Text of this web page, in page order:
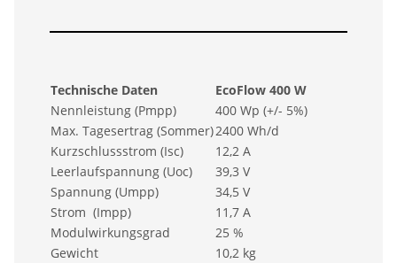
Technische Daten
EcoFlow 400 W
Nennleistung (Pmpp)
400 Wp (+/- 5%)
Max. Tagesertrag (Sommer)2400 Wh/d
Kurzschlussstrom (Isc)
12,2 A
Leerlaufspannung (Uoc)
39,3 V
Spannung (Umpp)
34,5 V
Strom (Impp)
11,7 A
Modulwirkungsgrad
25 %
Gewicht
10,2 kg